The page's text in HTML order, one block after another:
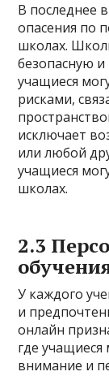
В последнее
опасения по
школах.
безопасную
учащиеся
рисками,
исключает
или любой
учащиеся
школах.
2.3
У каждого
и
онлайн
где
внимание и